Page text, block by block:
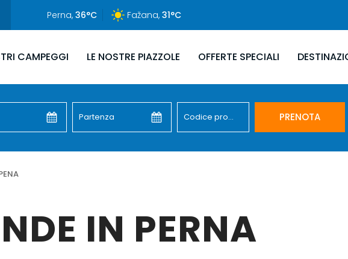
Perna, 36°C Fažana, 31°C
CAMPEGGI LE NOSTRE PIAZZOLE OFFERTE SPECIALI
PRENOTA
IN PERNA